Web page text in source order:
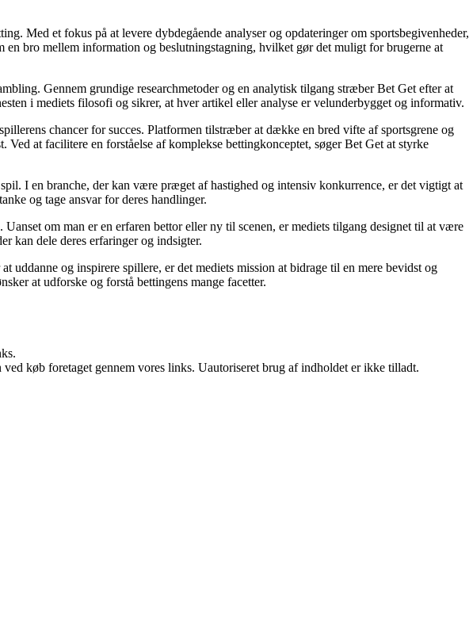
Med et fokus på at levere dybdegående analyser og opdateringer om sportsbegivenheder,
bro mellem information og beslutningstagning, hvilket gør det muligt for brugerne at
Gennem grundige researchmetoder og en analytisk tilgang stræber Bet Get efter at
i mediets filosofi og sikrer, at hver artikel eller analyse er velunderbygget og informativ.
chancer for succes. Platformen tilstræber at dække en bred vifte af sportsgrene og
at facilitere en forståelse af komplekse bettingkonceptet, søger Bet Get at styrke
I en branche, der kan være præget af hastighed og intensiv konkurrence, er det vigtigt at
og tage ansvar for deres handlinger.
om man er en erfaren bettor eller ny til scenen, er mediets tilgang designet til at være
kan dele deres erfaringer og indsigter.
og inspirere spillere, er det mediets mission at bidrage til en mere bevidst og
at udforske og forstå bettingens mange facetter.
køb foretaget gennem vores links. Uautoriseret brug af indholdet er ikke tilladt.